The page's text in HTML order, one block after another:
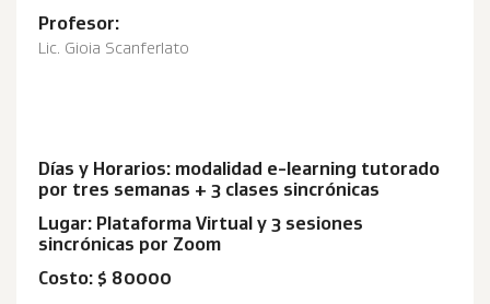
Profesor:
Lic. Gioia Scanferlato
Días y Horarios: modalidad e-learning tutorado
por tres semanas + 3 clases sincrónicas
Lugar: Plataforma Virtual y 3 sesiones
sincrónicas por Zoom
Costo: $ 80000